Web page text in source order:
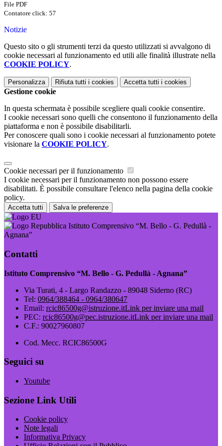
File PDF
Contatore click: 57
Notizie
Questo sito o gli strumenti terzi da questo utilizzati si avvalgono di
cookie necessari al funzionamento ed utili alle finalità illustrate nella
COOKIE POLICY.
Personalizza Rifiuta tutti i cookies Accetta tutti i cookies
Gestione cookie
In questa schermata è possibile scegliere quali cookie consentire.
I cookie necessari sono quelli che consentono il funzionamento della
piattaforma e non è possibile disabilitarli.
Per conoscere quali sono i cookie necessari al funzionamento potete
visionare la COOKIE POLICY.
Cookie necessari per il funzionamento
I cookie necessari per il funzionamento non possono essere
disabilitati. È possibile consultare l'elenco nella pagina della cookie
policy.
Accetta tutti Salva le preferenze
Istituto Comprensivo “M. Bello - G. Pedullà -
Agnana”
Contatti
Istituto Comprensivo “M. Bello - G. Pedullà - Agnana”
Via Turati, 4 - Largo Randazzo - 89048 Siderno (RC)
Tel: 0964/388464 - 0964/380647
Email: rcic86500g@istruzione.itLink per inviare una mail
PEC: rcic86500g@pec.istruzione.itLink per inviare una mail
C.F.: 90027960807
Cod. Mecc. RCIC86500G
Seguici su
Youtube
Sezione Link Utili
Cookie policy
Note legali
Informativa Privacy